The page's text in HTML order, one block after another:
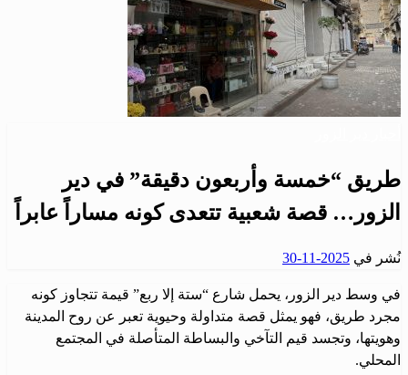
طريق “خمسة وأربعون دقيقة” في دير
الزور… قصة شعبية تتعدى كونه مساراً عابراً
نُشر في 2025-11-30
في وسط دير الزور، يحمل شارع “ستة إلا ربع” قيمة تتجاوز كونه
مجرد طريق، فهو يمثل قصة متداولة وحيوية تعبر عن روح المدينة
وهويتها، وتجسد قيم التآخي والبساطة المتأصلة في المجتمع
المحلي.